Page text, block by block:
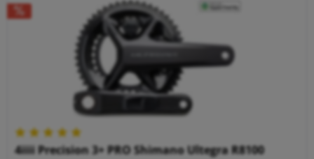
4iiii Precision 3+ PRO Shimano Ultegra R8100